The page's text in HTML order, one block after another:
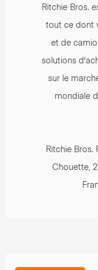
Ritchie Bros.
tout ce dont
et de
solutions
sur le
mondiale
Ritchie Bros.
Chouette,